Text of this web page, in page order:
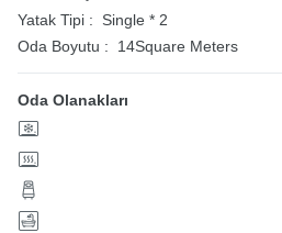
Yatak Tipi :
Single * 2
Oda Boyutu :
14Square Meters
Oda Olanakları